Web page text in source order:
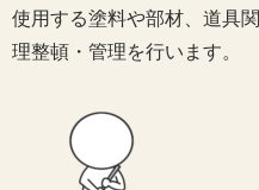
使用する塗料や部材、道具
理整頓・管理を行います。